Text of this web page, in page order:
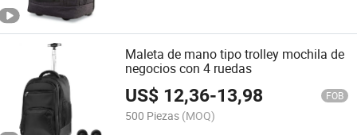
Maleta de mano tipo trolley mochila de
negocios con 4 ruedas
US$ 12,36-13,98 FOB
500 Piezas (MOQ)